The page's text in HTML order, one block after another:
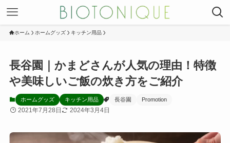
ホーム ホームグッズ キッチン用品
長谷園｜かまどさんが人気の理由！特徴
や美味しいご飯の炊き方をご紹介
ホームグッズ キッチン用品 長谷園 Promotion
2021年7月28日 2024年3月4日